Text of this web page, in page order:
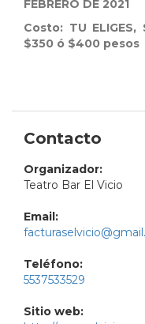
FEBRERO DE 2021
Costo: TU
$350 ó $400 pesos
Contacto
Organizador:
Teatro Bar El Vicio
Email:
Teléfono:
5537533529
Sitio web: